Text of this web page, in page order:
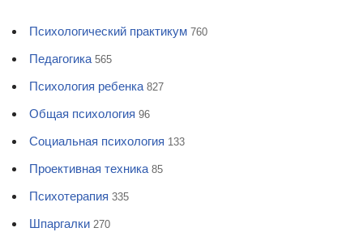
Психологический практикум 760
Педагогика 565
Психология ребенка 827
Общая психология 96
Социальная психология 133
Проективная техника 85
Психотерапия 335
Шпаргалки 270